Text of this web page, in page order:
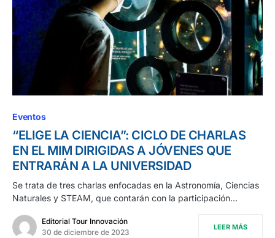
Eventos
“ELIGE LA CIENCIA”: CICLO DE CHARLAS
EN EL MIM DIRIGIDAS A JÓVENES QUE
ENTRARÁN A LA UNIVERSIDAD
Se trata de tres charlas enfocadas en la Astronomía, Ciencias
Naturales y STEAM, que contarán con la participación…
Editorial Tour Innovación
30 de diciembre de 2023
LEER MÁS